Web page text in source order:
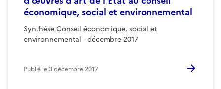
économique, social et environnemental
Synthèse Conseil économique, social et
environnemental - décembre 2017
Publié le3 décembre 2017